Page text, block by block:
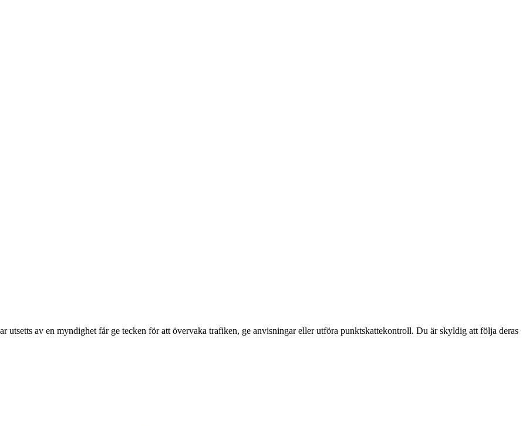
utsetts av en myndighet får ge tecken för att övervaka trafiken, ge anvisningar eller utföra punktskattekontroll. Du är skyldig att följa deras